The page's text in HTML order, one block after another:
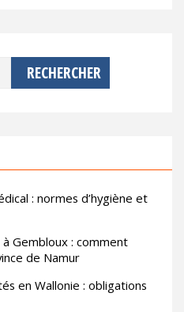
: normes d’hygiène et
Gembloux : comment
de Namur
en Wallonie : obligations